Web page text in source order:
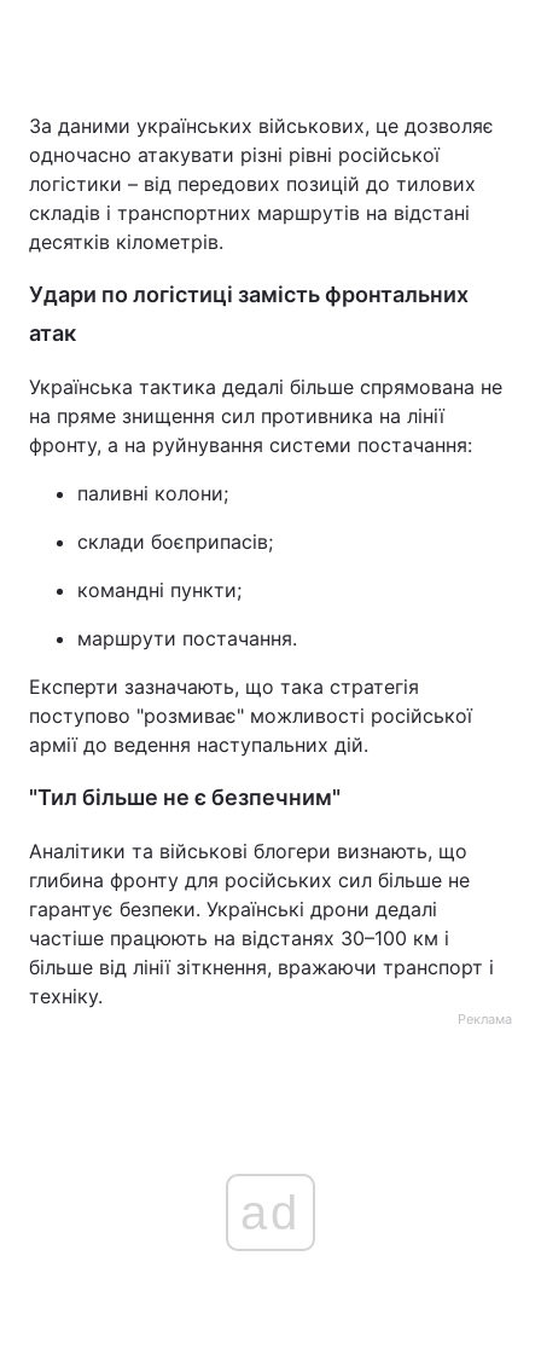
За даними українських військових, це дозволяє
одночасно атакувати різні рівні російської
логістики – від передових позицій до тилових
складів і транспортних маршрутів на відстані
десятків кілометрів.
Удари по логістиці замість фронтальних
атак
Українська тактика дедалі більше спрямована не
на пряме знищення сил противника на лінії
фронту, а на руйнування системи постачання:
паливні колони;
склади боєприпасів;
командні пункти;
маршрути постачання.
Експерти зазначають, що така стратегія
поступово "розмиває" можливості російської
армії до ведення наступальних дій.
"Тил більше не є безпечним"
Аналітики та військові блогери визнають, що
глибина фронту для російських сил більше не
гарантує безпеки. Українські дрони дедалі
частіше працюють на відстанях 30–100 км і
більше від лінії зіткнення, вражаючи транспорт і
техніку.
Реклама
ad